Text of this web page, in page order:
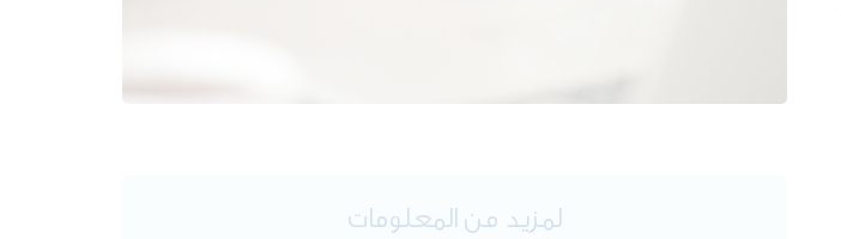
لمزيد من المعلومات